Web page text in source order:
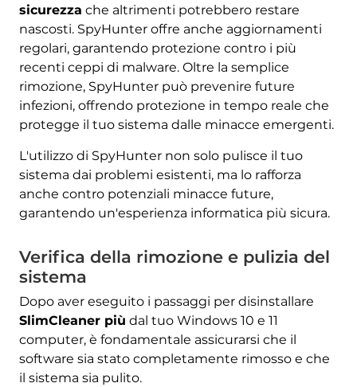
sicurezza che altrimenti potrebbero restare
nascosti. SpyHunter offre anche aggiornamenti
regolari, garantendo protezione contro i più
recenti ceppi di malware. Oltre la semplice
rimozione, SpyHunter può prevenire future
infezioni, offrendo protezione in tempo reale che
protegge il tuo sistema dalle minacce emergenti.
L'utilizzo di SpyHunter non solo pulisce il tuo
sistema dai problemi esistenti, ma lo rafforza
anche contro potenziali minacce future,
garantendo un'esperienza informatica più sicura.
Verifica della rimozione e pulizia del
sistema
Dopo aver eseguito i passaggi per disinstallare
SlimCleaner più dal tuo Windows 10 e 11
computer, è fondamentale assicurarsi che il
software sia stato completamente rimosso e che
il sistema sia pulito.